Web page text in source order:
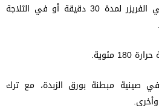
ضعي كرات العجين في الفريزر لمدة 30 دقيقة أو في الثلاجة
مئوية.
صينية مبطنة بورق الزبدة، مع ترك